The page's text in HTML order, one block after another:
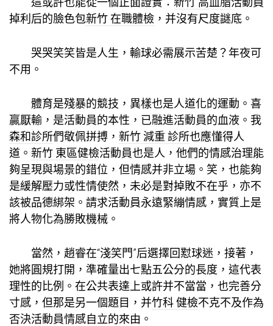
掉利后的臉色包新竹 在職體檢 ，并沒有尺度謎底。
哭哭笑笑皆是人生，輸球必需展示苦楚？年夜可
不用。
體育是殘暴的競技，異樣也是人道化的運動。喜
贏厭輸，是活動員的本性，已融進活動員的血液。我
森和診所們敬佩拼搏， 新竹 減重 診所也應懂得人
道。 新竹 東區健檢活動員也是人，他們的情感治理能
夠呈現與場景的錯位，但情感并非立場。笑，也能夠
是緩解壓力或性情使然，未必是對掉敗不在乎，亦不
該被品德綁架。請求活動員永遠緊繃情感，實質上是
將人物化為勝敗機械。
當然，趙睿在“淺笑門”后選擇回懟球迷，接著，
她將圓規打開，準確量出七點五公分的長度，這代表
理性的比例。在公共表達上或許并不當當，也完善分
寸感，但那是另一個題目，并竹科 健檢不克不及作為
否決活動員情感自立的來由。